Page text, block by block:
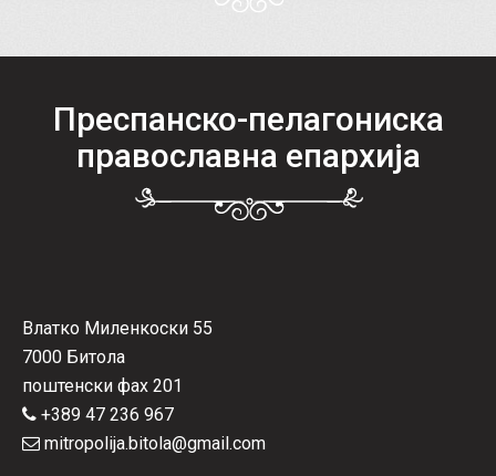
Преспанско-пелагониска
православна епархија
Влатко Миленкоски 55
7000 Битола
поштенски фах 201
+389 47 236 967
mitropolija.bitola@gmail.com